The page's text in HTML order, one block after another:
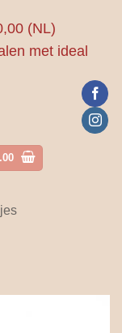
(NL)
met ideal